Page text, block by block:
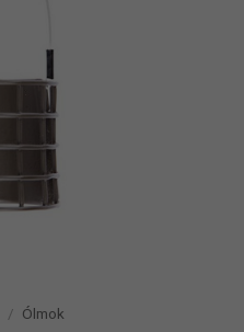
/ Ólmok